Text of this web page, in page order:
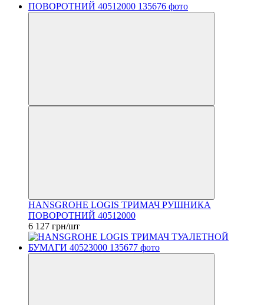
HANSGROHE LOGIS ТРИМАЧ РУШНИКА
ПОВОРОТНИЙ 40512000
6 127 грн/шт